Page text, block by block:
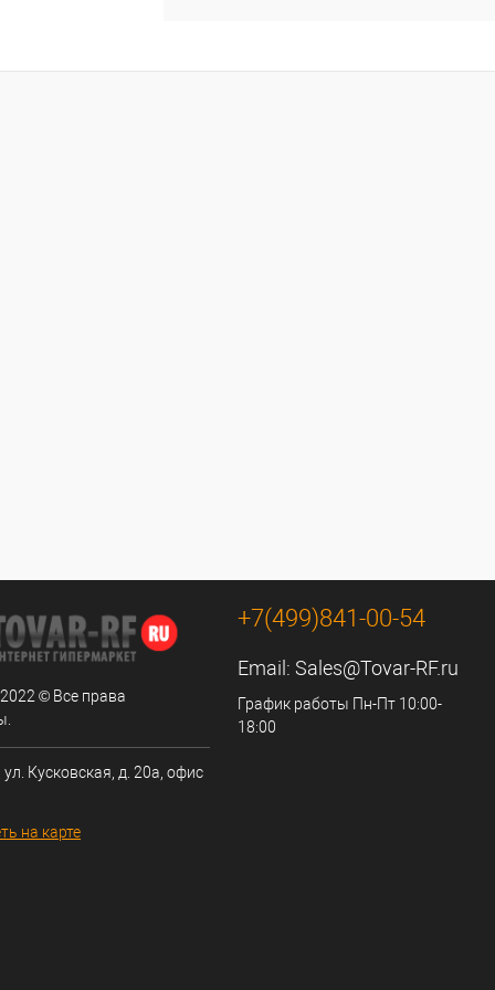
© Все права
ул. Кусковская, д. 20а, офис
на карте
+7(499)841-00-54
Email: Sales@Tovar-RF.ru
График работы Пн-Пт 10:00-
18:00